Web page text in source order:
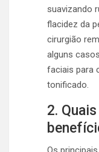
suavizando
flacidez da
cirurgião
alguns
faciais para
tonificado.
2.